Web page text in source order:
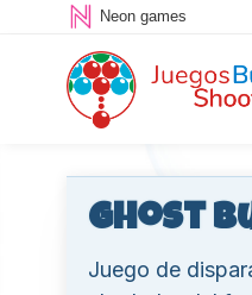
Neon games
Ghost
Juego de